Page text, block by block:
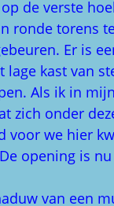
de verste
ronde torens
Er is
lage kast van
Als ik in
zich onder
voor we hier
opening is
van een